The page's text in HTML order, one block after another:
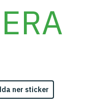
ner sticker